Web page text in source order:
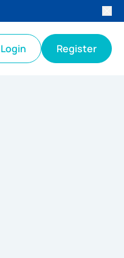
Login Register